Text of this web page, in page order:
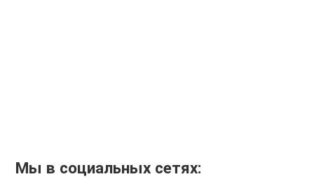
Мы в социальных сетях: